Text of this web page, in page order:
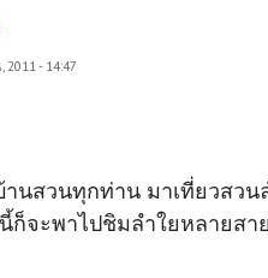
- 14:47
นสวนทุกท่าน มาเที่ยวสว
จะพาไปชิมลำใยหลายส